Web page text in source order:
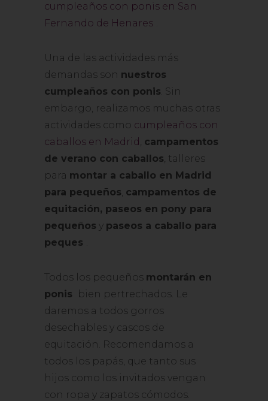
cumpleaños con ponis en San
Fernando de Henares
Una de las actividades más
demandas son nuestros
cumpleaños con ponis . Sin
embargo, realizamos muchas otras
actividades como cumpleaños con
caballos en Madrid , campamentos
de verano con caballos, talleres
para montar a caballo en Madrid
para pequeños, campamentos de
equitación, paseos en pony para
pequeños y paseos a caballo para
peques
Todos los pequeños montarán en
ponis
bien pertrechados. Le
daremos a todos gorros
desechables y cascos de
equitación. Recomendamos a
todos los papás, que tanto sus
hijos como los invitados vengan
con ropa y zapatos cómodos.